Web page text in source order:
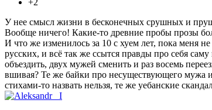
+2
У нее смысл жизни в бесконечных срушных и
Вообще ничего! Какие-то древние пробы прозы
И что же изменилось за 10 с хуем лет, пока меня
русских, и всё так же ссытся правды про себя
объездить, двух мужей сменить и раз восемь
вшивая? Те же байки про несуществующего мужа и
стихами-то назвать нельзя, те же уебанские